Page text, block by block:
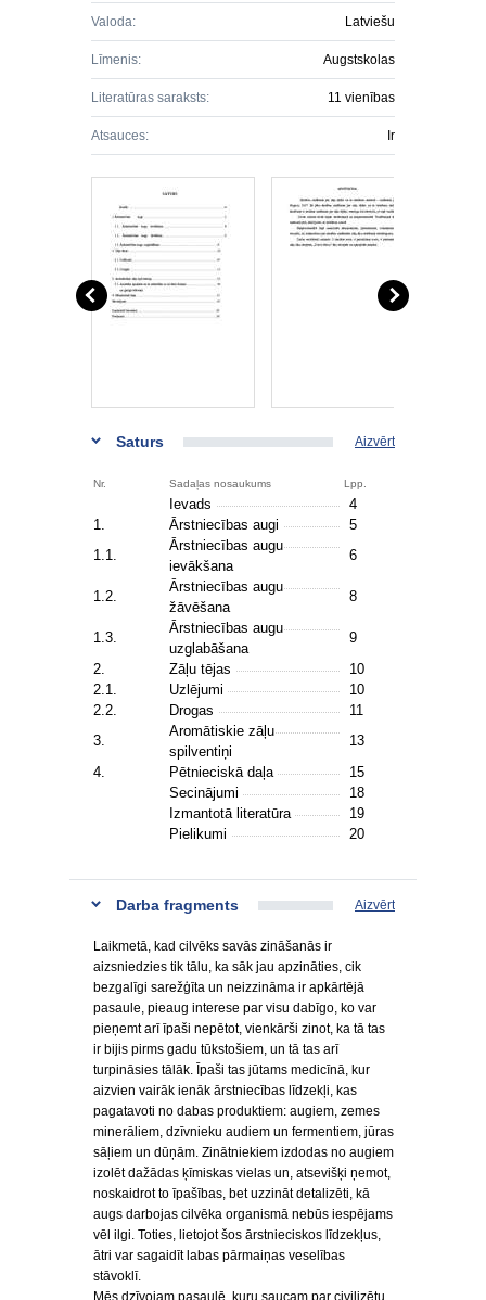
Valoda: Latviešu
Līmenis: Augstskolas
Literatūras saraksts: 11 vienības
Atsauces: Ir
Saturs Aizvērt
Nr. Sadaļas nosaukums Lpp.
Ievads
4
1.
Ārstniecības augi
5
1.1.
Ārstniecības augu
ievākšana
6
1.2.
Ārstniecības augu
žāvēšana
8
1.3.
Ārstniecības augu
uzglabāšana
9
2.
Zāļu tējas
10
2.1.
Uzlējumi
10
2.2.
Drogas
11
3.
Aromātiskie zāļu
spilventiņi
13
4.
Pētnieciskā daļa
15
Secinājumi
18
Izmantotā literatūra
19
Pielikumi
20
Darba fragments Aizvērt
Laikmetā, kad cilvēks savās zināšanās ir
aizsniedzies tik tālu, ka sāk jau apzināties, cik
bezgalīgi sarežģīta un neizzināma ir apkārtējā
pasaule, pieaug interese par visu dabīgo, ko var
pieņemt arī īpaši nepētot, vienkārši zinot, ka tā tas
ir bijis pirms gadu tūkstošiem, un tā tas arī
turpināsies tālāk. Īpaši tas jūtams medicīnā, kur
aizvien vairāk ienāk ārstniecības līdzekļi, kas
pagatavoti no dabas produktiem: augiem, zemes
minerāliem, dzīvnieku audiem un fermentiem, jūras
sāļiem un dūņām. Zinātniekiem izdodas no augiem
izolēt dažādas ķīmiskas vielas un, atsevišķi ņemot,
noskaidrot to īpašības, bet uzzināt detalizēti, kā
augs darbojas cilvēka organismā nebūs iespējams
vēl ilgi. Toties, lietojot šos ārstnieciskos līdzekļus,
ātri var sagaidīt labas pārmaiņas veselības
stāvoklī.
Mēs dzīvojam pasaulē, kuru saucam par civilizētu.